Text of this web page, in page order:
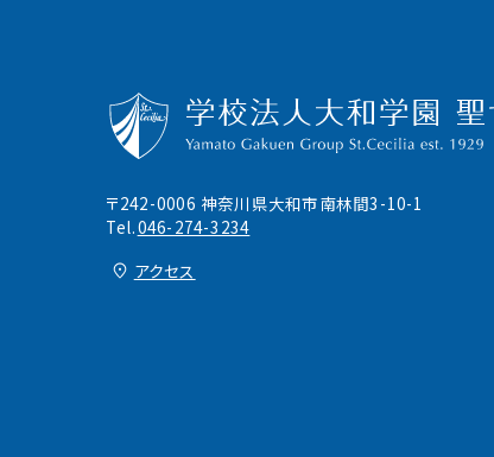
〒242-0006 神奈川県大和市南林間3-10-1
Tel.046-274-3234
アクセス